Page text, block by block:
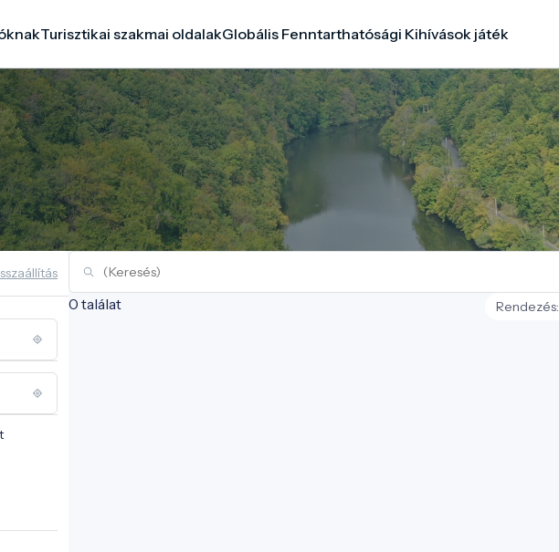
Turisztikai szakmai oldalakGlobális Fenntarthatósági Kihívások játék
0 találat Rendezés: